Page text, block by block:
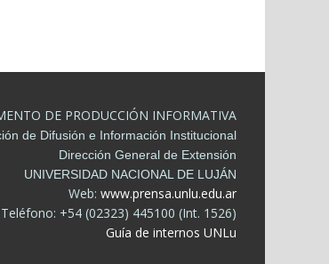
DE PRODUCCIÓN INFORMATIVA
de Difusión e Información Institucional
Dirección General de Extensión
UNIVERSIDAD NACIONAL DE LUJÁN
Web: www.prensa.unlu.edu.ar
Teléfono: +54 (02323) 445100 (Int. 1526)
Guía de internos UNLu